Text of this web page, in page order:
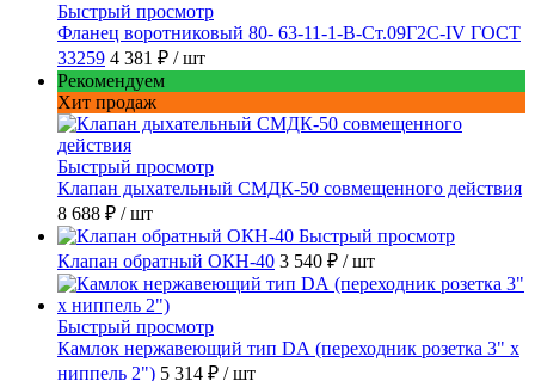
Быстрый просмотр
Фланец воротниковый 80- 63-11-1-B-Ст.09Г2С-IV ГОСТ
33259 4 381 ₽ / шт
Рекомендуем
Хит продаж
Быстрый просмотр
Клапан дыхательный СМДК-50 совмещенного действия
8 688 ₽ / шт
Быстрый просмотр
Клапан обратный ОКН-40 3 540 ₽ / шт
Быстрый просмотр
Камлок нержавеющий тип DА (переходник розетка 3" х
ниппель 2") 5 314 ₽ / шт